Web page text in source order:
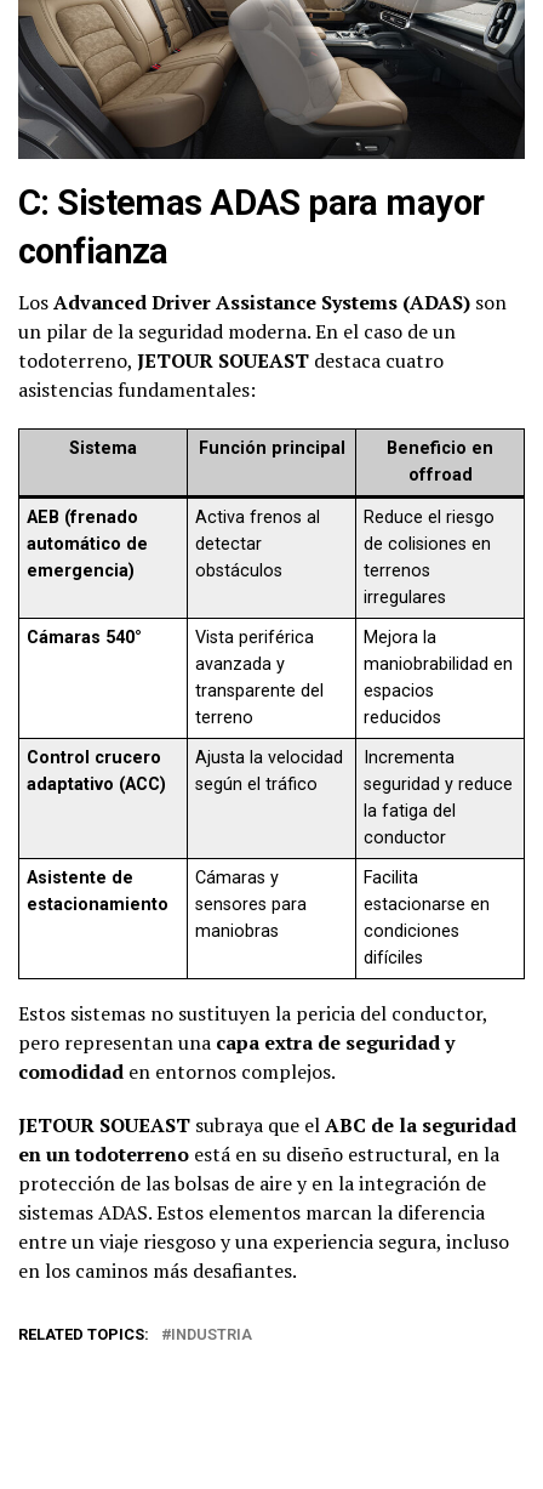
C: Sistemas ADAS para mayor
confianza
LosAdvanced Driver Assistance Systems (ADAS) son
un pilar de la seguridad moderna. En el caso de un
todoterreno, JETOUR SOUEAST destaca cuatro
asistencias fundamentales:
Sistema Función principal
Beneficio en
offroad
AEB (frenado
automático de
emergencia)
Activa frenos al
detectar
obstáculos
Reduce el riesgo
de colisiones en
terrenos
irregulares
Cámaras 540°
Vista periférica
avanzada y
transparente del
terreno
Mejora la
maniobrabilidad en
espacios
reducidos
Control crucero
adaptativo (ACC)
Ajusta la velocidad
según el tráfico
Incrementa
seguridad y reduce
la fatiga del
conductor
Asistente de
estacionamiento
Cámaras y
sensores para
maniobras
Facilita
estacionarse en
condiciones
difíciles
Estos sistemas no sustituyen la pericia del conductor,
pero representan una capa extra de seguridad y
comodidad en entornos complejos.
JETOUR SOUEAST subraya que elABC de la seguridad
en un todoterreno está en su diseño estructural, en la
protección de las bolsas de aire y en la integración de
sistemas ADAS. Estos elementos marcan la diferencia
entre un viaje riesgoso y una experiencia segura, incluso
en los caminos más desafiantes.
RELATED TOPICS: INDUSTRIA